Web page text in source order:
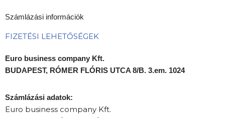
Számlázási információk
FIZETÉSI LEHETŐSÉGEK
Euro business company Kft.
BUDAPEST, RÓMER FLÓRIS UTCA 8/B. 3.em. 1024
Számlázási adatok:
Euro business company Kft.